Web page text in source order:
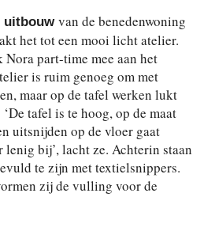
uitbouw van de benedenwoning
het tot een mooi licht atelier.
part-time mee aan het
is ruim genoeg om met
maar op de tafel werken lukt
tafel is te hoog, op de maat
uitsnijden op de vloer gaat
bij’, lacht ze. Achterin staan
te zijn met textielsnippers.
zij de vulling voor de